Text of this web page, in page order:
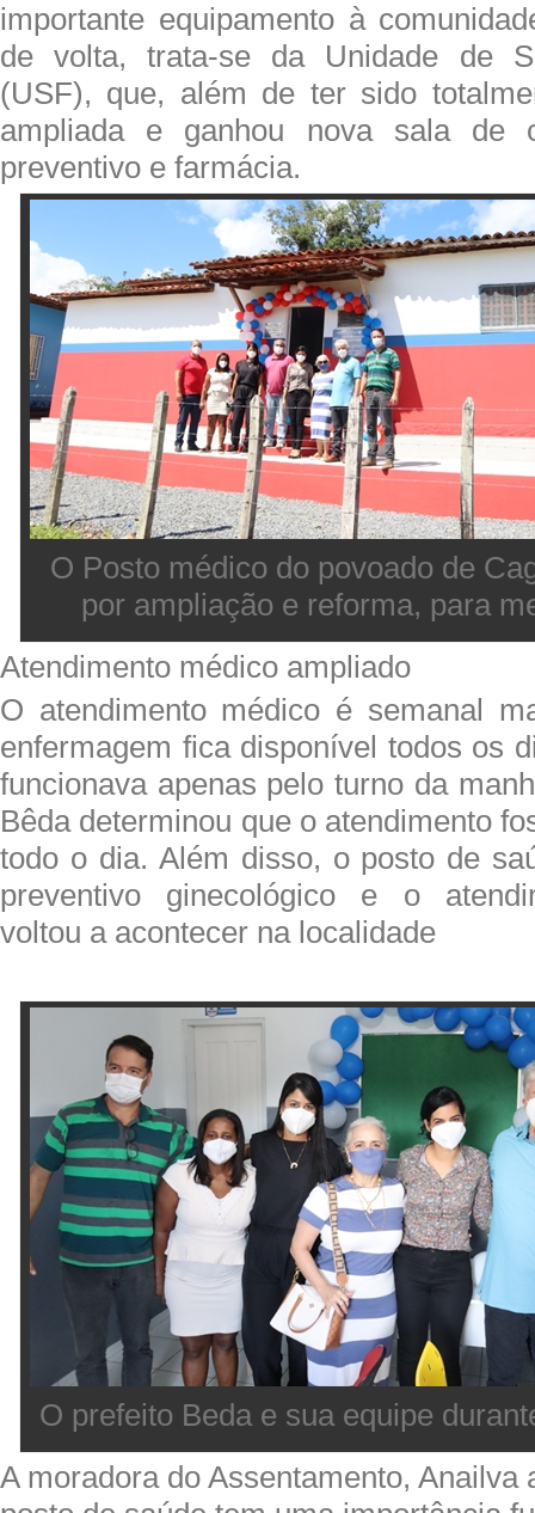
importante equipamento à
de volta, trata-se da Unidade de
(USF), que, além de ter sido
ampliada e ganhou nova sala de
preventivo e farmácia.
O Posto médico do povoado de
por ampliação e reforma, para
Atendimento médico ampliado
O atendimento médico é semanal
enfermagem fica disponível todos os
funcionava apenas pelo turno da
Bêda determinou que o atendimento
todo o dia. Além disso, o posto de
preventivo ginecológico e o
voltou a acontecer na localidade
O prefeito Beda e sua equipe
A moradora do Assentamento, Anailva